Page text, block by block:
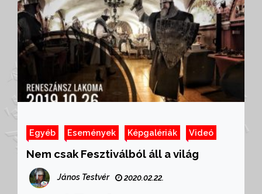
Egyéb Események Képgalériák Videó
Nem csak Fesztiválból áll a világ
János Testvér 2020.02.22.